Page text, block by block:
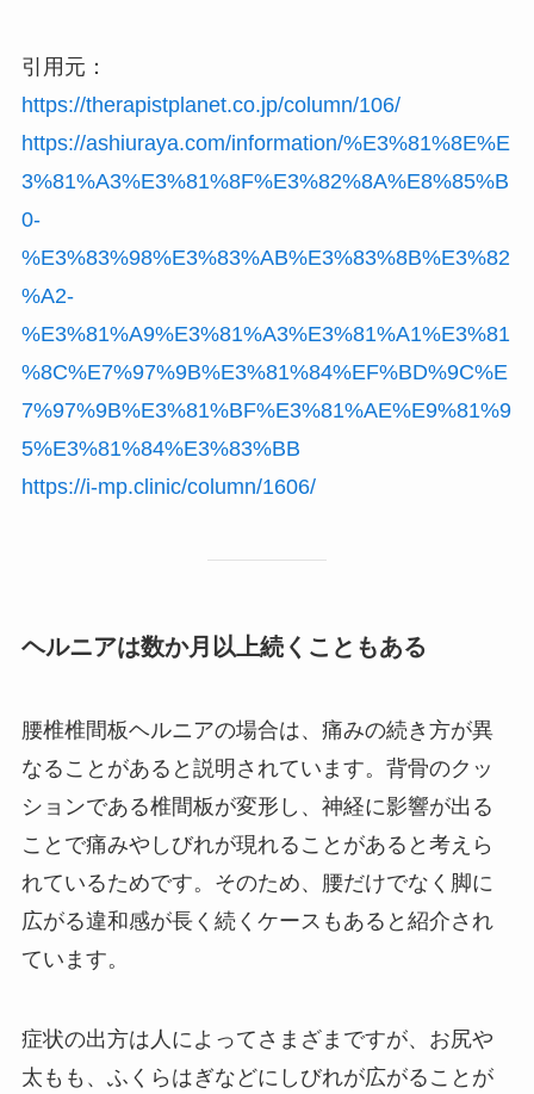
引用元：
https://therapistplanet.co.jp/column/106/
https://ashiuraya.com/information/%E3%81%8E%E
3%81%A3%E3%81%8F%E3%82%8A%E8%85%B
0-
%E3%83%98%E3%83%AB%E3%83%8B%E3%82
%A2-
%E3%81%A9%E3%81%A3%E3%81%A1%E3%81
%8C%E7%97%9B%E3%81%84%EF%BD%9C%E
7%97%9B%E3%81%BF%E3%81%AE%E9%81%9
5%E3%81%84%E3%83%BB
https://i-mp.clinic/column/1606/
ヘルニアは数か月以上続くこともある
腰椎椎間板ヘルニアの場合は、痛みの続き方が異
なることがあると説明されています。背骨のクッ
ションである椎間板が変形し、神経に影響が出る
ことで痛みやしびれが現れることがあると考えら
れているためです。そのため、腰だけでなく脚に
広がる違和感が長く続くケースもあると紹介され
ています。
症状の出方は人によってさまざまですが、お尻や
太もも、ふくらはぎなどにしびれが広がることが